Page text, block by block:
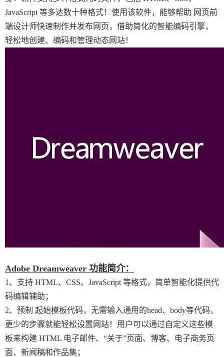
JavaScript 等多达数十种格式！使用该软件，能够帮助 网页前
端设计师快速制作并发布网页，借助简化的智能编码引擎，
轻松地创建、编码和管理动态网站！
Adobe Dreamweaver 功能简介：
1、支持 HTML、CSS、JavaScript 等格式，简单智能化提供代
码编辑辅助；
2、预制 起始模板代码，无需输入通用的head、body等代码，
更少的步骤就能轻松设置网站！用户可以通过自定义这些模
板来构建 HTML 电子邮件、“关于”页面、博客、电子商务页
面、新闻稿和作品集；